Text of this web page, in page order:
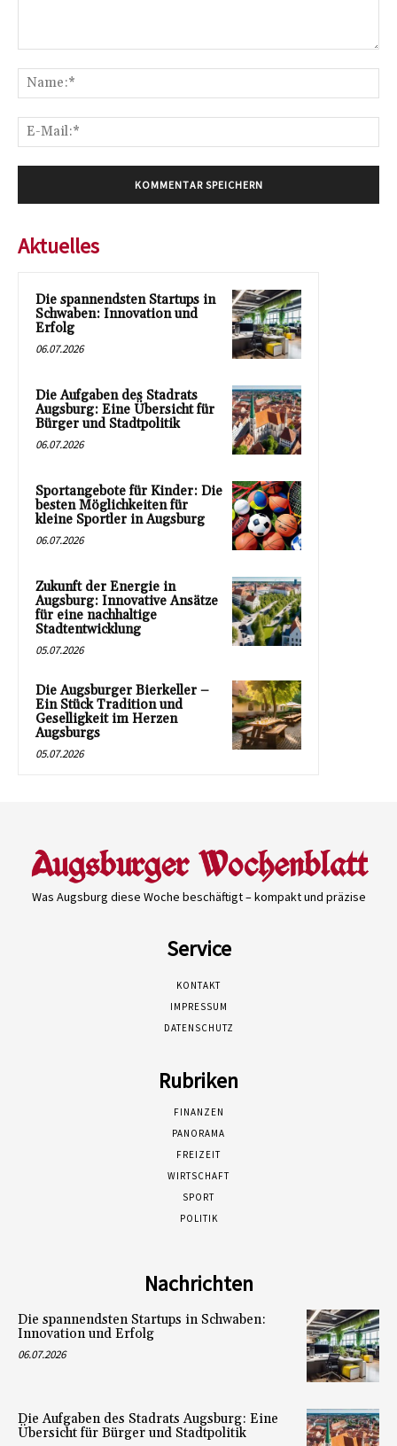
Aktuelles
Die spannendsten Startups in
Schwaben: Innovation und
Erfolg
06.07.2026
Die Aufgaben des Stadrats
Augsburg: Eine Übersicht für
Bürger und Stadtpolitik
06.07.2026
Sportangebote für Kinder: Die
besten Möglichkeiten für
kleine Sportler in Augsburg
06.07.2026
Zukunft der Energie in
Augsburg: Innovative Ansätze
für eine nachhaltige
Stadtentwicklung
05.07.2026
Die Augsburger Bierkeller –
Ein Stück Tradition und
Geselligkeit im Herzen
Augsburgs
05.07.2026
Was Augsburg diese Woche beschäftigt – kompakt und präzise
Service
KONTAKT
IMPRESSUM
DATENSCHUTZ
Rubriken
FINANZEN
PANORAMA
FREIZEIT
WIRTSCHAFT
SPORT
POLITIK
Nachrichten
Die spannendsten Startups in Schwaben:
Innovation und Erfolg
06.07.2026
Die Aufgaben des Stadrats Augsburg: Eine
Übersicht für Bürger und Stadtpolitik